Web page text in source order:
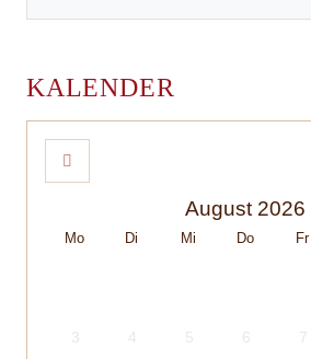
KALENDER
August 2026
Mo Di Mi Do Fr
3 4 5 6 7